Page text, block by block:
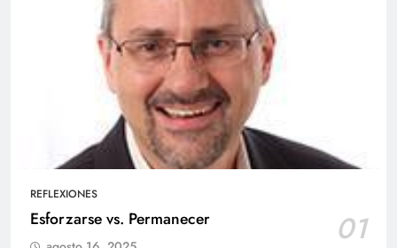
REFLEXIONES
Esforzarse vs. Permanecer 01